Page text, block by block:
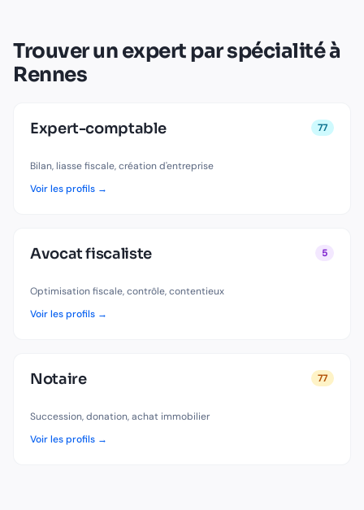
Trouver un expert par spécialité à
Rennes
Expert-comptable 77
Bilan, liasse fiscale, création d'entreprise
Voir les profils →
Avocat fiscaliste 5
Optimisation fiscale, contrôle, contentieux
Voir les profils →
Notaire 77
Succession, donation, achat immobilier
Voir les profils →